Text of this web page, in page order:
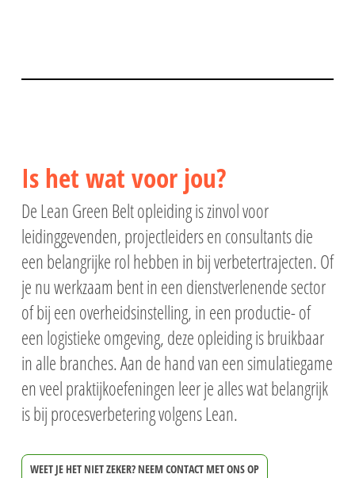
Is het wat voor jou?
De Lean Green Belt opleiding is zinvol voor
leidinggevenden, projectleiders en consultants die
een belangrijke rol hebben in bij verbetertrajecten. Of
je nu werkzaam bent in een dienstverlenende sector
of bij een overheidsinstelling, in een productie- of
een logistieke omgeving, deze opleiding is bruikbaar
in alle branches. Aan de hand van een simulatiegame
en veel praktijkoefeningen leer je alles wat belangrijk
is bij procesverbetering volgens Lean.
WEET JE HET NIET ZEKER? NEEM CONTACT MET ONS OP